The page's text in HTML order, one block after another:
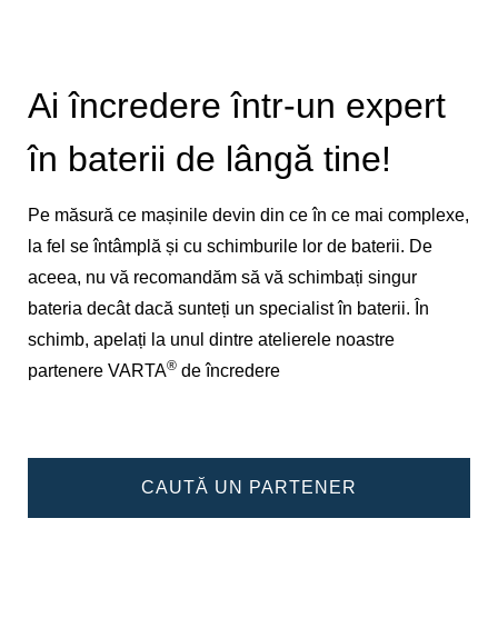
Ai încredere într-un expert
în baterii de lângă tine!
Pe măsură ce mașinile devin din ce în ce mai complexe,
la fel se întâmplă și cu schimburile lor de baterii. De
aceea, nu vă recomandăm să vă schimbați singur
bateria decât dacă sunteți un specialist în baterii. În
schimb, apelați la unul dintre atelierele noastre
partenere VARTA® de încredere
CAUTĂ UN PARTENER